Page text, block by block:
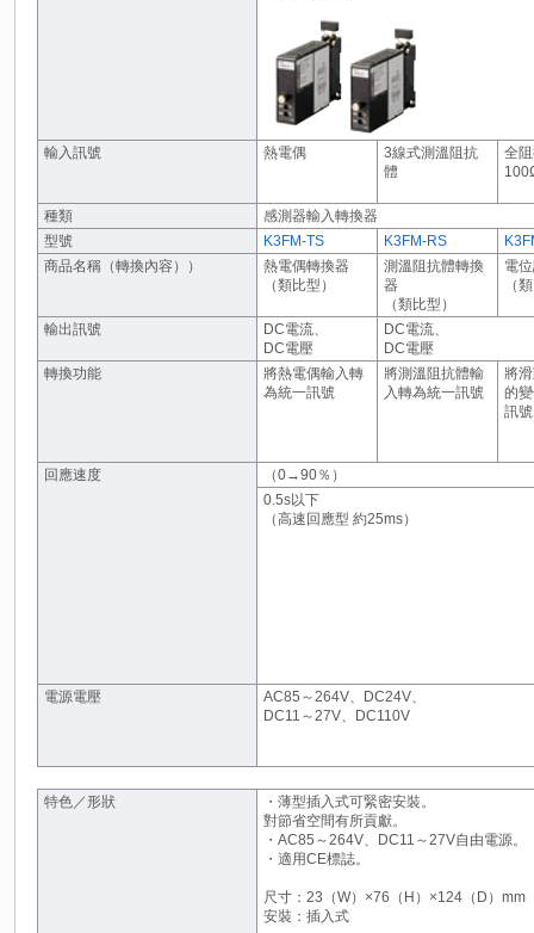
輸入訊號 熱電偶
3線式測溫阻抗
體
全
種類
感測器輸入轉換器
型號
K3FM-TS K3FM-RS
商品名稱（轉換內容））
熱電偶轉換器
（類比型）
測溫阻抗體轉換
器
（類比型）
電
（
輸出訊號
DC電流、
DC電壓
DC電流、
DC電壓
轉換功能
將熱電偶輸入轉
為統一訊號
將測溫阻抗體輸
入轉為統一訊號
將
的
訊號
回應速度
（0→90％）
0.5s以下
（高速回應型 約25ms）
電源電壓
AC85～264V、DC24V、
DC11～27V、DC110V
特色／形狀
・薄型插入式可緊密安裝。
對節省空間有所貢獻。
・AC85～264V、DC11～27V自由電源。
・適用CE標誌。
尺寸：23（W）×76（H）×124（D）mm
安裝：插入式